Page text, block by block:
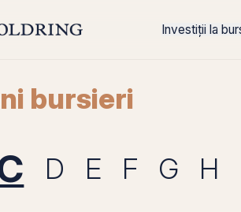
Investiții la
bursieri
D E F G H